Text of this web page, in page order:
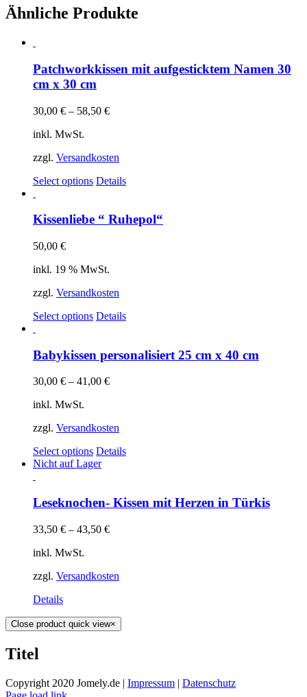
Ähnliche Produkte
Patchworkkissen mit aufgesticktem Namen 30
cm x 30 cm
30,00 € – 58,50 €
inkl. MwSt.
zzgl. Versandkosten
Select options Details
Kissenliebe “ Ruhepol“
50,00 €
inkl. 19 % MwSt.
zzgl. Versandkosten
Select options Details
Babykissen personalisiert 25 cm x 40 cm
30,00 € – 41,00 €
inkl. MwSt.
zzgl. Versandkosten
Select options Details
Nicht auf Lager
Leseknochen- Kissen mit Herzen in Türkis
33,50 € – 43,50 €
inkl. MwSt.
zzgl. Versandkosten
Details
Close product quick view×
Titel
Copyright 2020 Jomely.de | Impressum | Datenschutz